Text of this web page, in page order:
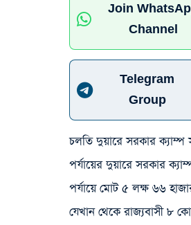
Join
Channel
Telegram
Group
চলতি দুয়ারে সরকার ক্যাম্প
পর্যায়ের দুয়ারে সরকার
পর্যায়ে মোট ৫ লক্ষ ৬৬
যেখান থেকে রাজ্যবাসী ৮